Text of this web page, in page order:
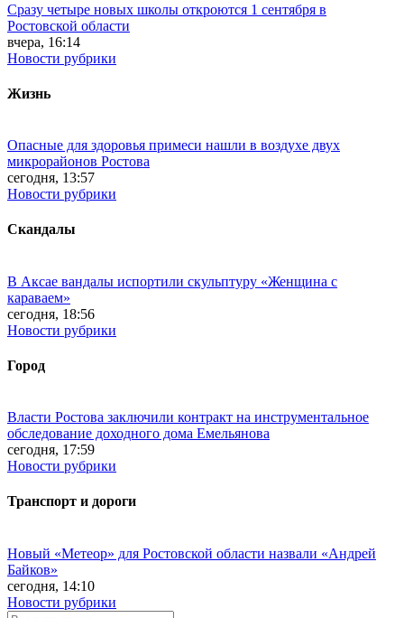
Сразу четыре новых школы откроются 1 сентября в
Ростовской области
вчера, 16:14
Новости рубрики
Жизнь
Опасные для здоровья примеси нашли в воздухе двух
микрорайонов Ростова
сегодня, 13:57
Новости рубрики
Скандалы
В Аксае вандалы испортили скульптуру «Женщина с
караваем»
сегодня, 18:56
Новости рубрики
Город
Власти Ростова заключили контракт на инструментальное
обследование доходного дома Емельянова
сегодня, 17:59
Новости рубрики
Транспорт и дороги
Новый «Метеор» для Ростовской области назвали «Андрей
Байков»
сегодня, 14:10
Новости рубрики